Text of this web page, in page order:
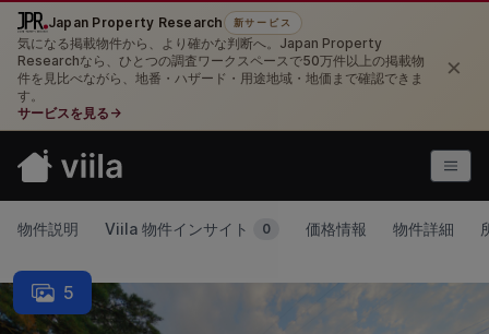
Japan Property Research 新サービス
気になる掲載物件から、より確かな判断へ。Japan Property
Researchなら、ひとつの調査ワークスペースで50万件以上の掲載物
件を見比べながら、地番・ハザード・用途地域・地価まで確認できま
す。
サービスを見る →
×
物件説明 Viila 物件インサイト 0 価格情報 物件詳細
5